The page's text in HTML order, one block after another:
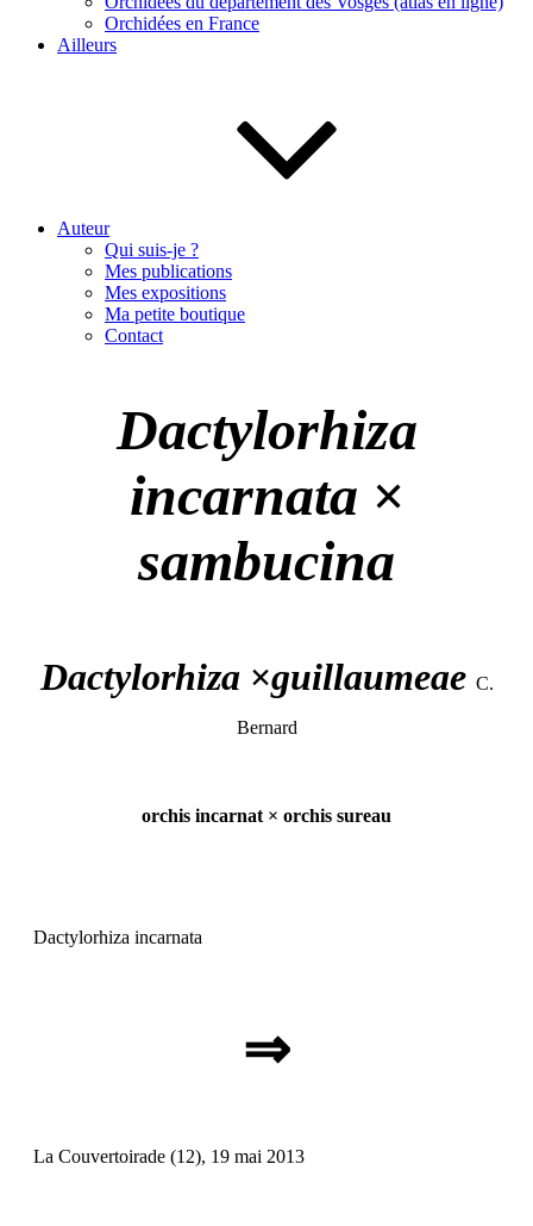
Orchidées en France
Ailleurs
Auteur
Qui suis-je ?
Mes publications
Mes expositions
Ma petite boutique
Contact
Dactylorhiza
incarnata ×
sambucina
Dactylorhiza×guillaumeae C.
Bernard
orchis incarnat × orchis sureau
Dactylorhiza incarnata
⇒
La Couvertoirade (12), 19 mai 2013